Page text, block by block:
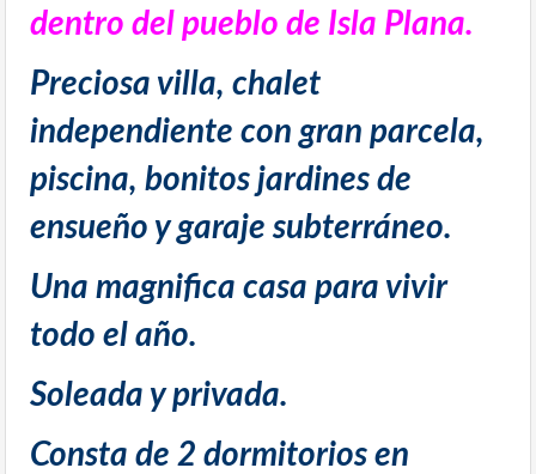
dentro del pueblo de Isla Plana.
Preciosa villa, chalet
independiente con gran parcela,
piscina, bonitos jardines de
ensueño y garaje subterráneo.
Una magnifica casa para vivir
todo el año.
Soleada y privada.
Consta de 2 dormitorios en